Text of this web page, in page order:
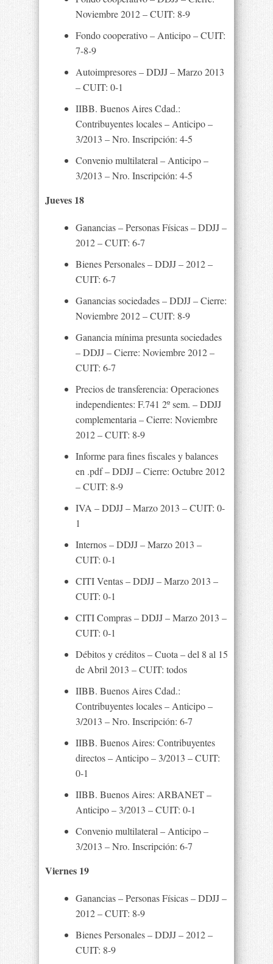
Noviembre 2012 – CUIT: 8-9
Fondo cooperativo – Anticipo – CUIT:
7-8-9
Autoimpresores – DDJJ – Marzo 2013
– CUIT: 0-1
IIBB. Buenos Aires Cdad.:
Contribuyentes locales – Anticipo –
3/2013 – Nro. Inscripción: 4-5
Convenio multilateral – Anticipo –
3/2013 – Nro. Inscripción: 4-5
Jueves 18
Ganancias – Personas Físicas – DDJJ –
2012 – CUIT: 6-7
Bienes Personales – DDJJ – 2012 –
CUIT: 6-7
Ganancias sociedades – DDJJ – Cierre:
Noviembre 2012 – CUIT: 8-9
Ganancia mínima presunta sociedades
– DDJJ – Cierre: Noviembre 2012 –
CUIT: 6-7
Precios de transferencia: Operaciones
independientes: F.741 2º sem. – DDJJ
complementaria – Cierre: Noviembre
2012 – CUIT: 8-9
Informe para fines fiscales y balances
en .pdf – DDJJ – Cierre: Octubre 2012
– CUIT: 8-9
IVA – DDJJ – Marzo 2013 – CUIT: 0-
1
Internos – DDJJ – Marzo 2013 –
CUIT: 0-1
CITI Ventas – DDJJ – Marzo 2013 –
CUIT: 0-1
CITI Compras – DDJJ – Marzo 2013 –
CUIT: 0-1
Débitos y créditos – Cuota – del 8 al 15
de Abril 2013 – CUIT: todos
IIBB. Buenos Aires Cdad.:
Contribuyentes locales – Anticipo –
3/2013 – Nro. Inscripción: 6-7
IIBB. Buenos Aires: Contribuyentes
directos – Anticipo – 3/2013 – CUIT:
0-1
IIBB. Buenos Aires: ARBANET –
Anticipo – 3/2013 – CUIT: 0-1
Convenio multilateral – Anticipo –
3/2013 – Nro. Inscripción: 6-7
Viernes 19
Ganancias – Personas Físicas – DDJJ –
2012 – CUIT: 8-9
Bienes Personales – DDJJ – 2012 –
CUIT: 8-9